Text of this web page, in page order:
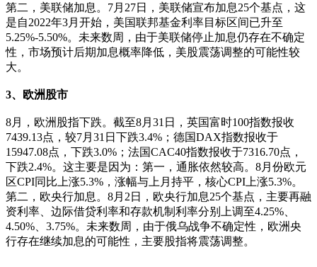
第二，美联储加息。7月27日，美联储宣布加息25个基点，这
是自2022年3月开始，美国联邦基金利率目标区间已升至
5.25%-5.50%。未来数周，由于美联储停止加息仍存在不确定
性，市场预计后期加息概率降低，美股震荡调整的可能性较
大。
3、欧洲股市
8月，欧洲股指下跌。截至8月31日，英国富时100指数报收
7439.13点，较7月31日下跌3.4%；德国DAX指数报收于
15947.08点，下跌3.0%；法国CAC40指数报收于7316.70点，
下跌2.4%。这主要是因为：第一，通胀依然较高。8月份欧元
区CPI同比上涨5.3%，涨幅与上月持平，核心CPI上涨5.3%。
第二，欧央行加息。8月2日，欧央行加息25个基点，主要再融
资利率、边际借贷利率和存款机制利率分别上调至4.25%、
4.50%、3.75%。未来数周，由于俄乌战争不确定性，欧洲央
行存在继续加息的可能性，主要股指将震荡调整。